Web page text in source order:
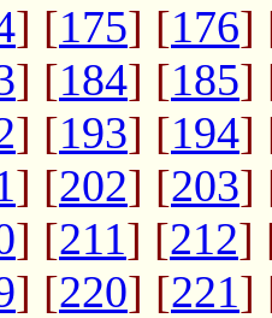
] [175] [176]
] [184] [185]
] [193] [194]
] [202] [203]
] [211] [212]
] [220] [221]